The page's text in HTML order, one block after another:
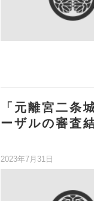
「元離宮二条
ーザルの審査
2023年7月31日